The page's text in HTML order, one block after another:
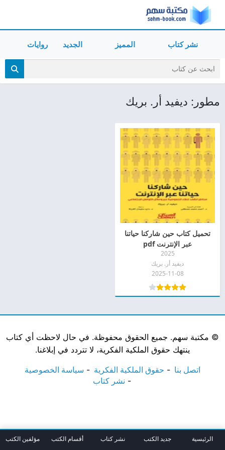
نشر كتاب المميز الجديد روايات
مطور: ديفيد أر. بريك
تحميل كتاب حين شاركنا حياتنا
عبر الإنترنت pdf
2025
ديفيد أر. بريك
2025-11-08
© مكتبة سهم. جميع الحقوق محفوظة. في حال لاحظت أي كتاب
ينتهك حقوق الملكية الفكرية، لا تتردد في إبلاغنا.
اتصل بنا حقوق الملكية الفكرية
سياسة الخصوصية
نشر كتاب
الرئيسية جديد الكتب نشر كتاب أقسام الكتب مؤلفين الكتب